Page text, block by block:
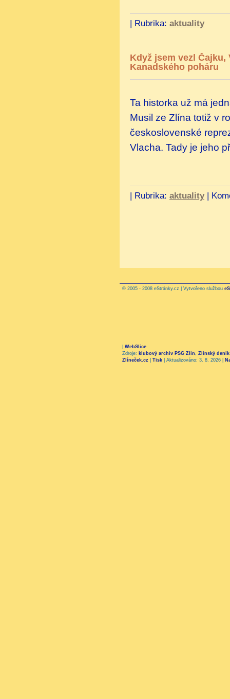
| Rubrika: aktuality
Když jsem vezl Čajku,
Kanadského poháru
Ta historka už má
Musil ze Zlína totiž v
československé
Vlacha. Tady je jeho
| Rubrika: aktuality |
© 2005 - 2008 eStránky.cz | Vytvořeno službou
WebSlice
Zdroje: klubový archiv PSG Zlín, Zlínský deník
Zlíneček.cz
Tisk Aktualizováno: 3. 8. 2026